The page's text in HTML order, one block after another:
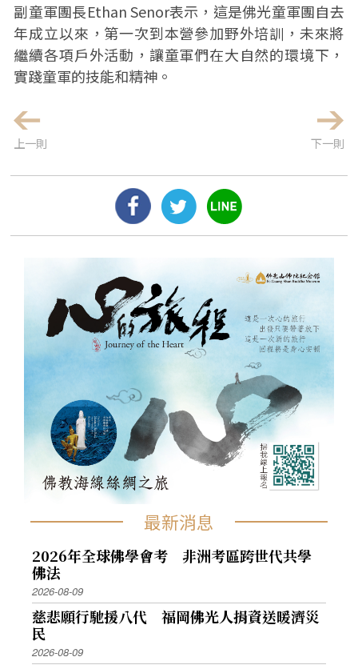
副童軍團長Ethan Senor表示，這是佛光童軍團自去
年成立以來，第一次到本營參加野外培訓，未來將
繼續各項戶外活動，讓童軍們在大自然的環境下，
實踐童軍的技能和精神。
上一則 下一則
最新消息
2026年全球佛學會考 非洲考區跨世代共學
佛法
2026-08-09
慈悲願行馳援八代 福岡佛光人捐資送暖濟災
民
2026-08-09